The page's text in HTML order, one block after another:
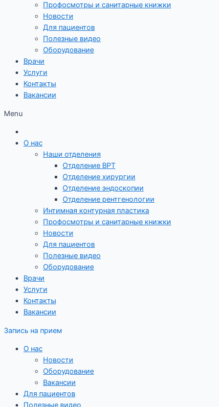
Профосмотры и санитарные книжки
Новости
Для пациентов
Полезные видео
Оборудование
Врачи
Услуги
Контакты
Вакансии
Menu
О нас
Наши отделения
Отделение ВРТ
Отделение хирургии
Отделение эндоскопии
Отделение рентгенологии
Интимная контурная пластика
Профосмотры и санитарные книжки
Новости
Для пациентов
Полезные видео
Оборудование
Врачи
Услуги
Контакты
Вакансии
Запись на прием
О нас
Новости
Оборудование
Вакансии
Для пациентов
Полезные видео